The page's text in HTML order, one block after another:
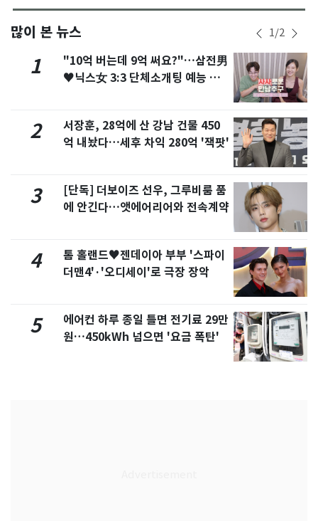
많이 본 뉴스 1/2
1
"10억 버는데 9억 써요?"…삼전男
♥닉스女 3:3 단체소개팅 예능 화
2
서장훈, 28억에 산 강남 건물 450
억 내놨다…세후 차익 280억 '잭팟'
3
[단독] 더보이즈 선우, 그루비룸 품
에 안긴다…앳에어리어와 전속계약
4
톰 홀랜드♥젠데이아 부부 '스파이
더맨4'·'오디세이'로 극장 장악
5
에어컨 하루 종일 틀면 전기료 29만
원…450kWh 넘으면 '요금 폭탄'